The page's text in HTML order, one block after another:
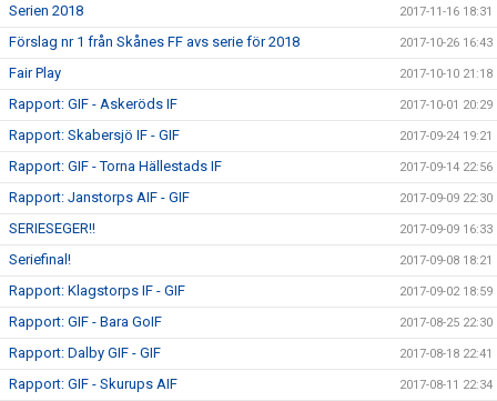
Serien 2018 2017-11-16 18:31
Förslag nr 1 från Skånes FF avs serie för 2018 2017-10-26 16:43
Fair Play 2017-10-10 21:18
Rapport: GIF - Askeröds IF 2017-10-01 20:29
Rapport: Skabersjö IF - GIF 2017-09-24 19:21
Rapport: GIF - Torna Hällestads IF 2017-09-14 22:56
Rapport: Janstorps AIF - GIF 2017-09-09 22:30
SERIESEGER!! 2017-09-09 16:33
Seriefinal! 2017-09-08 18:21
Rapport: Klagstorps IF - GIF 2017-09-02 18:59
Rapport: GIF - Bara GoIF 2017-08-25 22:30
Rapport: Dalby GIF - GIF 2017-08-18 22:41
Rapport: GIF - Skurups AIF 2017-08-11 22:34